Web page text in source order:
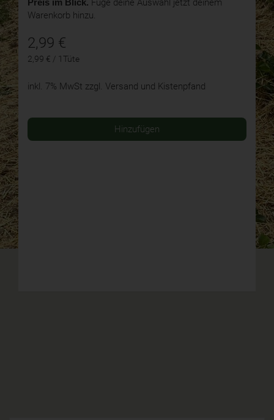
Preis im Blick. Füge deine Auswahl jetzt deinem
Warenkorb hinzu.
2,99 €
2,99 € / 1Tüte
inkl. 7% MwSt zzgl. Versand und Kistenpfand
Hinzufügen